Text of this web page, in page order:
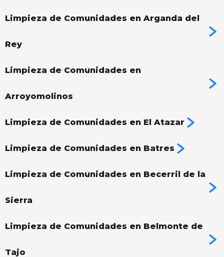
Limpieza de Comunidades en Arganda del
Rey
Limpieza de Comunidades en
Arroyomolinos
Limpieza de Comunidades en El Atazar
Limpieza de Comunidades en Batres
Limpieza de Comunidades en Becerril de la
Sierra
Limpieza de Comunidades en Belmonte de
Tajo